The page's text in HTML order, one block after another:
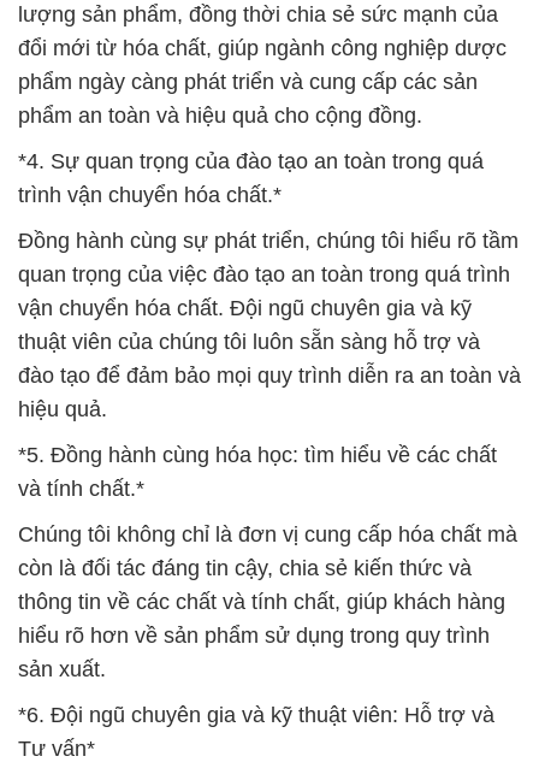
lượng sản phẩm, đồng thời chia sẻ sức mạnh của
đổi mới từ hóa chất, giúp ngành công nghiệp dược
phẩm ngày càng phát triển và cung cấp các sản
phẩm an toàn và hiệu quả cho cộng đồng.
*4. Sự quan trọng của đào tạo an toàn trong quá
trình vận chuyển hóa chất.*
Đồng hành cùng sự phát triển, chúng tôi hiểu rõ tầm
quan trọng của việc đào tạo an toàn trong quá trình
vận chuyển hóa chất. Đội ngũ chuyên gia và kỹ
thuật viên của chúng tôi luôn sẵn sàng hỗ trợ và
đào tạo để đảm bảo mọi quy trình diễn ra an toàn và
hiệu quả.
*5. Đồng hành cùng hóa học: tìm hiểu về các chất
và tính chất.*
Chúng tôi không chỉ là đơn vị cung cấp hóa chất mà
còn là đối tác đáng tin cậy, chia sẻ kiến thức và
thông tin về các chất và tính chất, giúp khách hàng
hiểu rõ hơn về sản phẩm sử dụng trong quy trình
sản xuất.
*6. Đội ngũ chuyên gia và kỹ thuật viên: Hỗ trợ và
Tư vấn*